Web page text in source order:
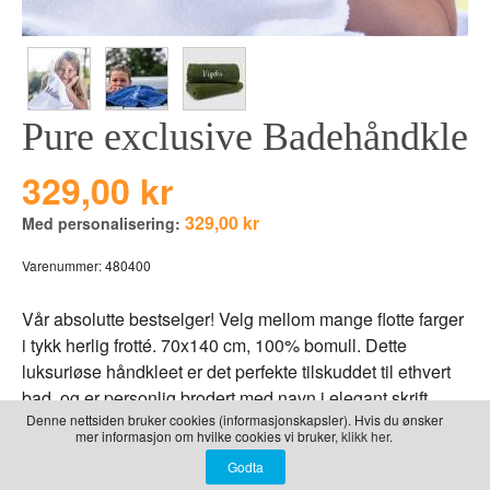
Denne nettsiden bruker cookies (informasjonskapsler). Hvis du ønsker
mer informasjon om hvilke cookies vi bruker, klikk her.
BALLON PINK
DUCKS BLUE
GRAVERTE
Pure exclusive Badehåndkle
329,00 kr
Med personalisering: 329,00 kr
Varenummer:480400
Vår absolutte bestselger! Velg mellom mange flotte farger
i tykk herlig frotté. 70x140 cm, 100% bomull. Dette
luksuriøse håndkleet er det perfekte tilskuddet til ethvert
bad, og er personlig brodert med navn i elegant skrift.
Laget av myk og absorberende bomull, gir det en følelse
av spa-luksus hjemme. Perfekt som en personlig gave
eller en stilfull detalj til ditt eget hjem. Forvandle ditt